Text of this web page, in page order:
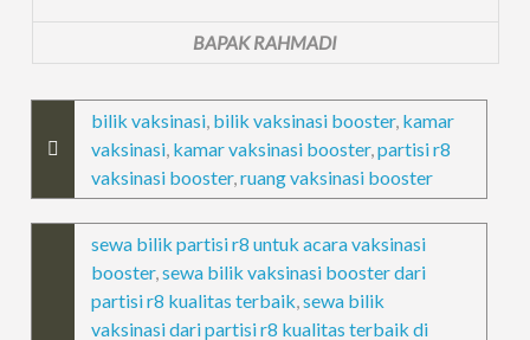
BAPAK RAHMADI
bilik vaksinasi, bilik vaksinasi booster, kamar
vaksinasi, kamar vaksinasi booster,partisi r8
vaksinasi booster,ruang vaksinasi booster
sewa bilik partisi r8 untuk acara vaksinasi
booster,sewa bilik vaksinasi booster dari
partisi r8 kualitas terbaik,sewa bilik
vaksinasi dari partisi r8 kualitas terbaik di